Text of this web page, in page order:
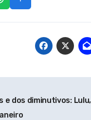
e dos diminutivos: